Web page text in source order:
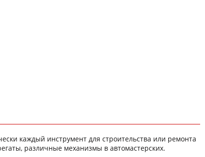
каждый инструмент для строительства или ремонта
различные механизмы в автомастерских.